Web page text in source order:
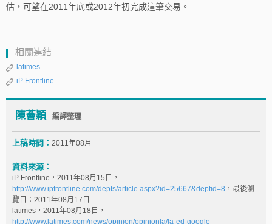
估，可望在2011年底或2012年初完成這筆交易。
相關連結
latimes
iP Frontline
陳薈穎 編譯整理
上稿時間： 2011年08月
資料來源：
iP Frontline，2011年08月15日，
http://www.ipfrontline.com/depts/article.aspx?id=25667&deptid=8 ，最後瀏
覽日：2011年08月17日
latimes，2011年08月18日，
http://www.latimes.com/news/opinion/opinionla/la-ed-google-